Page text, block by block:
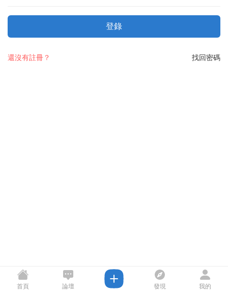
登錄
找回密碼
還沒有註冊？
首頁 論壇 發現 我的